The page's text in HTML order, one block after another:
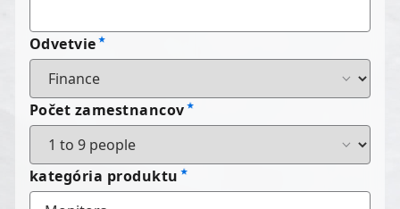
Odvetvie
Počet zamestnancov
kategória produktu